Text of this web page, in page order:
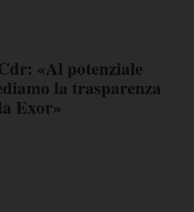
«Al potenziale
la trasparenza
Exor»